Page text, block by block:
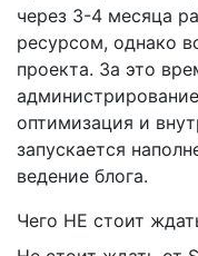
через 3-4 месяца
ресурсом, однако
проекта. За это
оптимизация и
запускается
ведение блога.
Чего НЕ стоит